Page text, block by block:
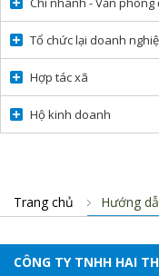
Tổ chức lại doanh
Hợp tác xã
Hộ kinh doanh
Trang chủ Hướng
CÔNG TY TNHH HAI